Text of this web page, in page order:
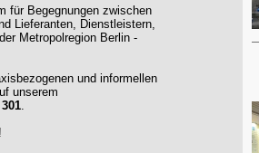
für Begegnungen zwischen
Lieferanten, Dienstleistern,
Metropolregion Berlin -
und informellen
unserem
.
!